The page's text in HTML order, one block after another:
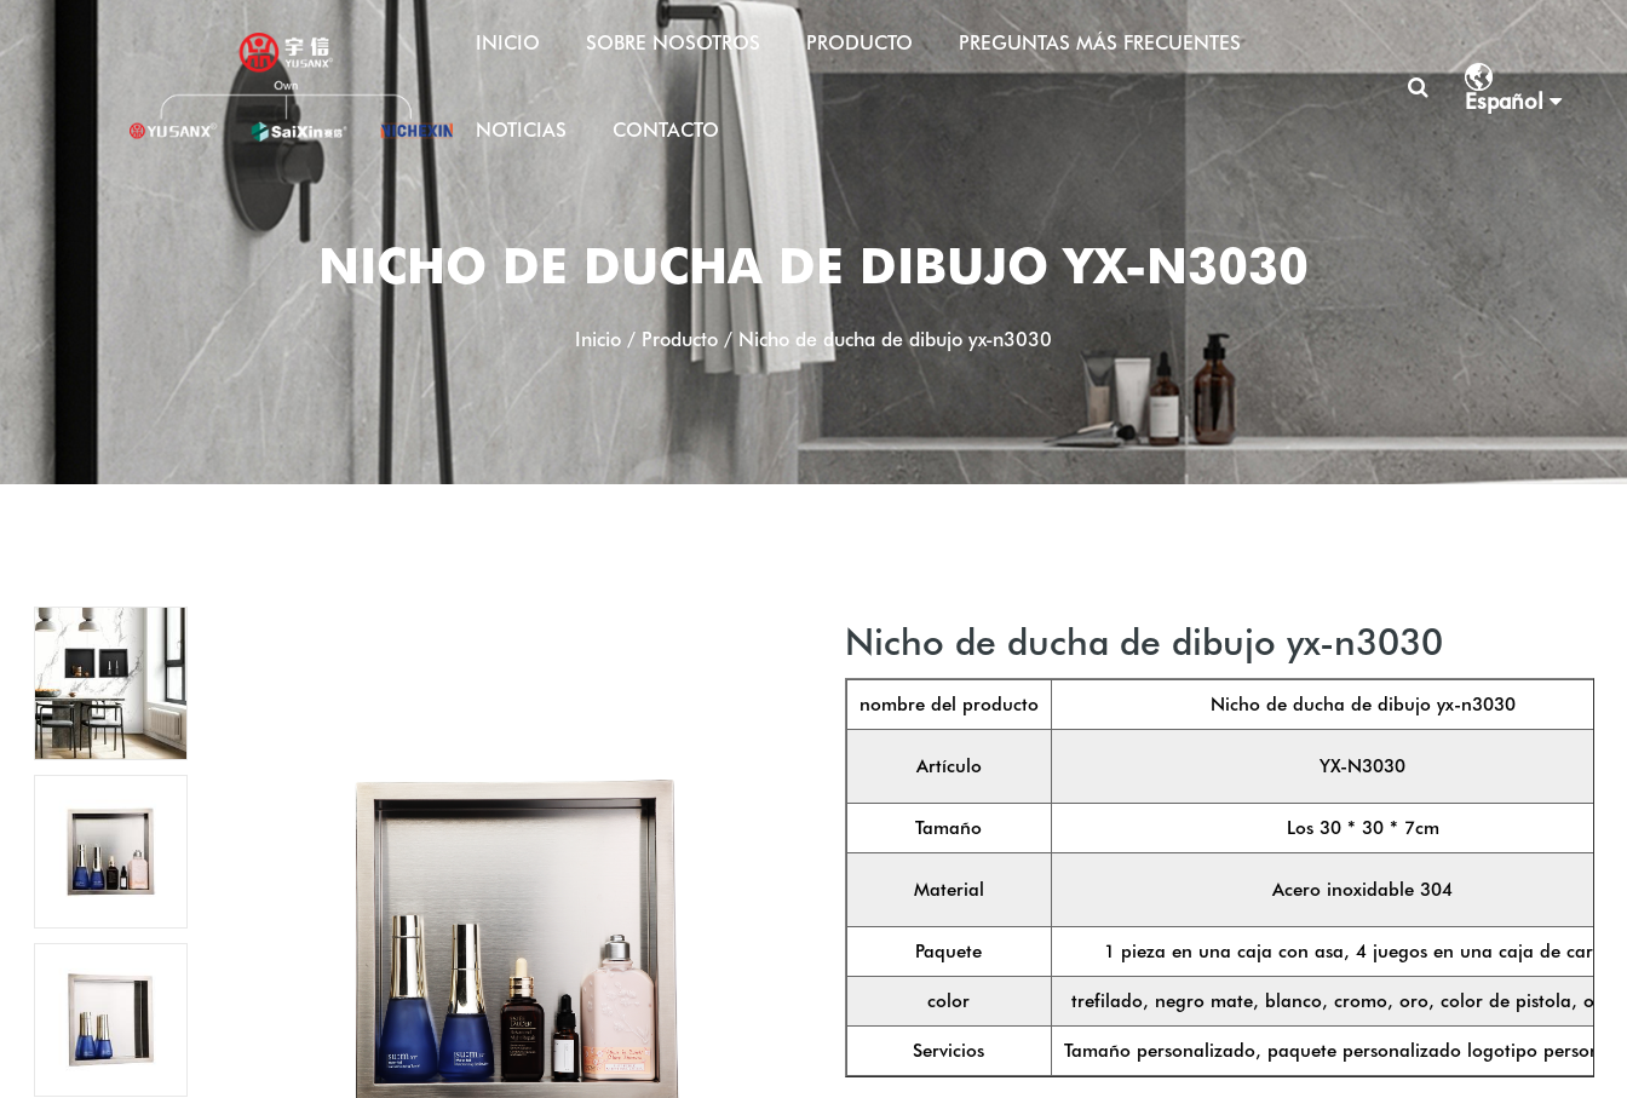
INICIO SOBRE NOSOTROS PRODUCTO PREGUNTAS MÁS FRECUENTES
NOTICIAS CONTACTO
Español
NICHO DE DUCHA DE DIBUJO YX-N3030
Inicio / Producto / Nicho de ducha de dibujo yx-n3030
Nicho de ducha de dibujo yx-n3030
nombre del producto Nicho de ducha de dibujo yx-n3030
Artículo YX-N3030
Tamaño Los 30 * 30 * 7cm
Material Acero inoxidable 304
Paquete 1 pieza en una caja con asa, 4 juegos en una caja de cartón
color trefilado, negro mate, blanco, cromo, oro, color de pistola, oro
Servicios Tamaño personalizado, paquete personalizado logotipo